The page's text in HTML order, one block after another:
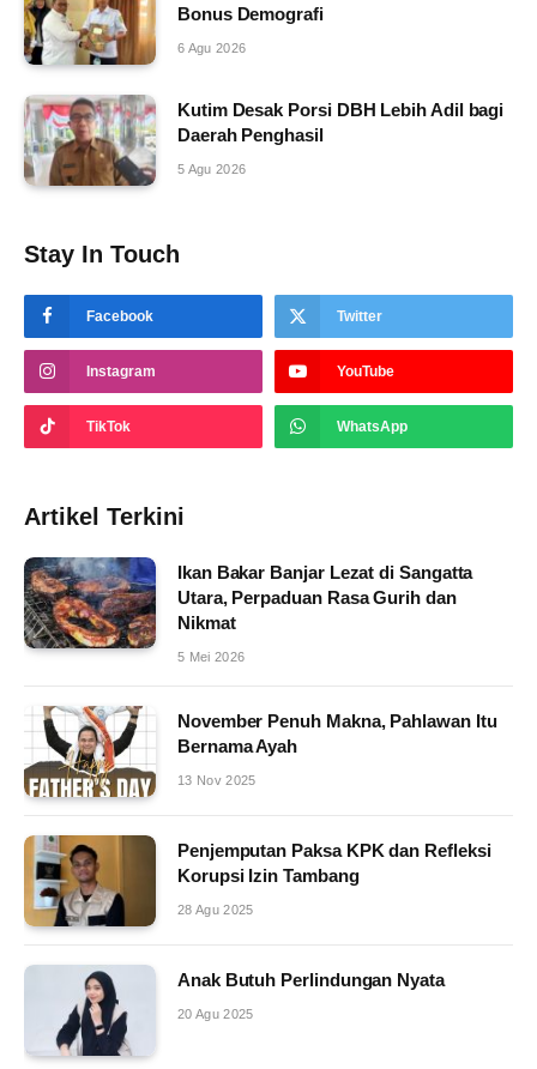
Bonus Demografi
6 Agu 2026
Kutim Desak Porsi DBH Lebih Adil bagi
Daerah Penghasil
5 Agu 2026
Stay In Touch
Facebook Twitter
Instagram YouTube
TikTok WhatsApp
Artikel Terkini
Ikan Bakar Banjar Lezat di Sangatta
Utara, Perpaduan Rasa Gurih dan
Nikmat
5 Mei 2026
November Penuh Makna, Pahlawan Itu
Bernama Ayah
13 Nov 2025
Penjemputan Paksa KPK dan Refleksi
Korupsi Izin Tambang
28 Agu 2025
Anak Butuh Perlindungan Nyata
20 Agu 2025